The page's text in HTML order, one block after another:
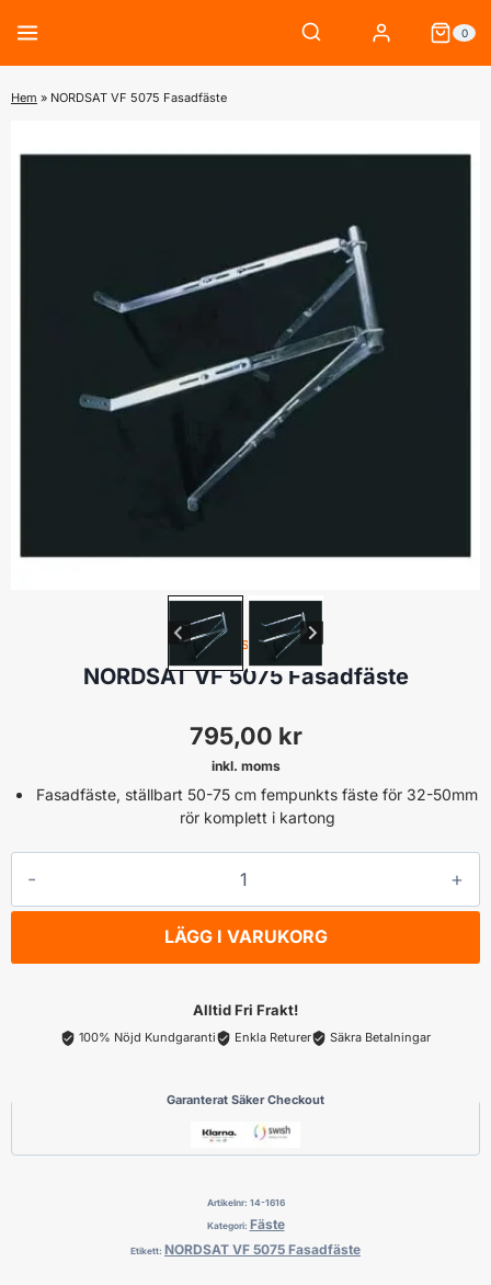
content
0
Hem » NORDSAT VF 5075 Fasadfäste
FÄSTE
NORDSAT VF 5075 Fasadfäste
795,00 kr
inkl. moms
Fasadfäste, ställbart 50-75 cm fempunkts fäste för 32-50mm
rör komplett i kartong
Fasadfäste
LÄGG I VARUKORG
Alltid Fri Frakt!
100% Nöjd Kundgaranti Enkla Returer Säkra Betalningar
Garanterat Säker Checkout
Artikelnr: 14-1616
Kategori: Fäste
Etikett: NORDSAT VF 5075 Fasadfäste